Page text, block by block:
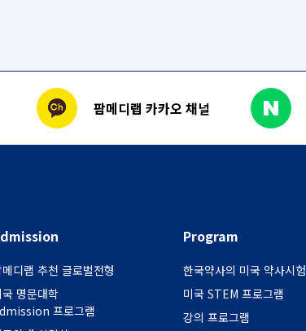
팜메디랩 카카오 채널
디랩 추천 글로벌전형
국 명문대학
프로그램
Program
한국약사의 미국 약사시험
미국 STEM 프로그램
강의 프로그램